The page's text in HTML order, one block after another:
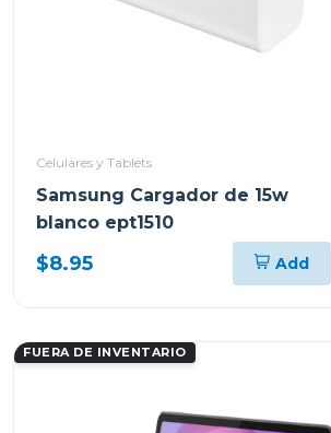
Celulares y Tablets
Samsung Cargador de 15w
blanco ept1510
$8.95 Add
FUERA DE INVENTARIO